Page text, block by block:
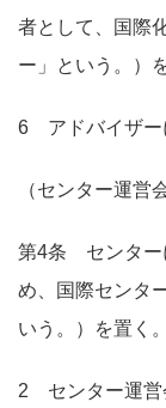
者として、国際
ー」という。）
6 アドバイザー
（センター運営
第4条 センター
め、国際センタ
いう。）を置く。
2 センター運営